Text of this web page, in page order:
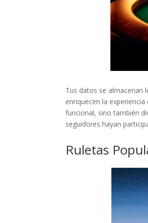
Tus datos se almacenan
enriquecen la
funcional, sino también
seguidores hayan
Ruletas